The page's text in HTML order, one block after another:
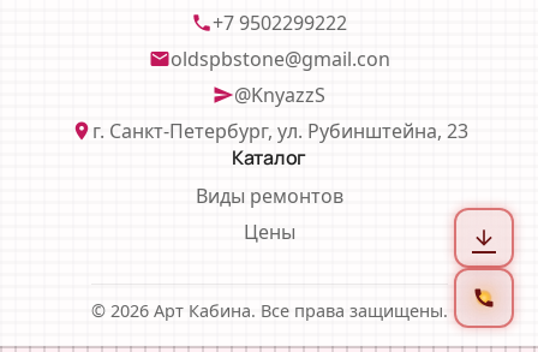
phone+7 9502299222
emailoldspbstone@gmail.con
send@KnyazzS
location_on г. Санкт-Петербург, ул. Рубинштейна, 23
Каталог
Виды ремонтов
Цены
© 2026 Арт Кабина. Все права защищены.
arrow_downward
call